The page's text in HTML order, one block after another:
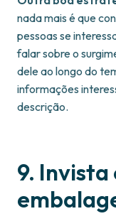
nada mais é que
pessoas se
falar sobre o
dele ao longo do
informações
descrição.
9. Invista